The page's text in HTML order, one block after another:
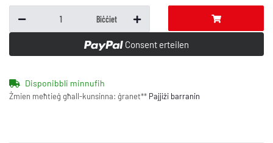
Biċċiet
Consent erteilen
Disponibbli minnufih
Żmien meħtieġ għall-kunsinna: ġranet** Pajjiżi barranin